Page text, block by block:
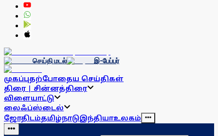
செய்தி மடல் இ-பேப்பர்
முகப்புதற்போதைய செய்திகள்
திரை | சின்னத்திரை
விளையாட்டு
லைஃப்ஸ்டைல்
ஜோதிடம்தமிழ்நாடுஇந்தியாஉலகம்